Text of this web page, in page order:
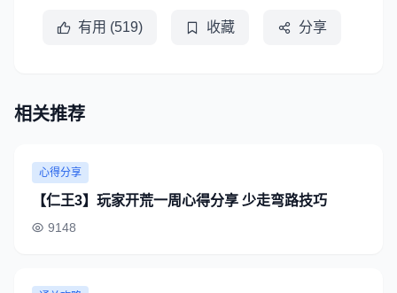
有用 (519) 收藏 分享
相关推荐
心得分享
【仁王3】玩家开荒一周心得分享 少走弯路技巧
9148